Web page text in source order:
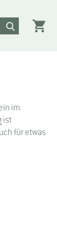
im
ist
für etwas